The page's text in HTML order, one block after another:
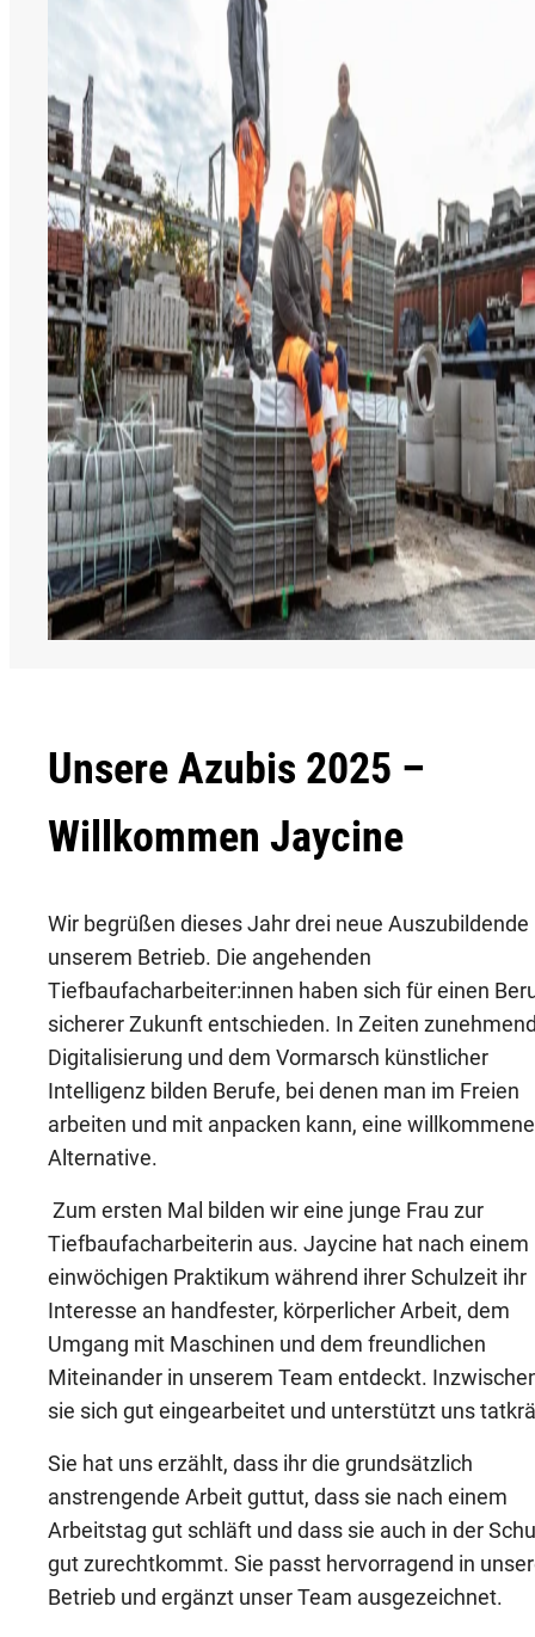
Unsere Azubis 2025 –
Willkommen Jaycine
Wir begrüßen dieses Jahr drei neue Auszubildende
unserem Betrieb. Die angehenden
Tiefbaufacharbeiter:innen haben sich für einen
sicherer Zukunft entschieden. In Zeiten
Digitalisierung und dem Vormarsch künstlicher
Intelligenz bilden Berufe, bei denen man im Freien
arbeiten und mit anpacken kann, eine willkommene
Alternative.
Zum ersten Mal bilden wir eine junge Frau zur
Tiefbaufacharbeiterin aus. Jaycine hat nach einem
einwöchigen Praktikum während ihrer Schulzeit ihr
Interesse an handfester, körperlicher Arbeit, dem
Umgang mit Maschinen und dem freundlichen
Miteinander in unserem Team entdeckt.
sie sich gut eingearbeitet und unterstützt uns
Sie hat uns erzählt, dass ihr die grundsätzlich
anstrengende Arbeit guttut, dass sie nach einem
Arbeitstag gut schläft und dass sie auch in der
gut zurechtkommt. Sie passt hervorragend in
Betrieb und ergänzt unser Team ausgezeichnet.